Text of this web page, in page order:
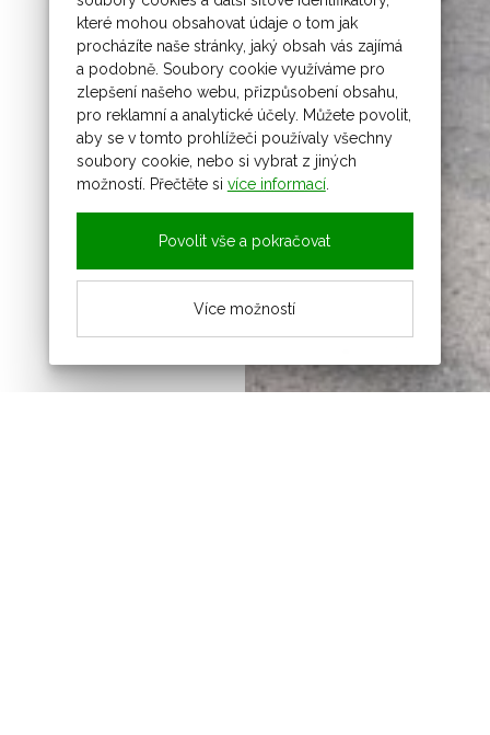
které mohou obsahovat údaje o tom jak
procházíte naše stránky, jaký obsah vás zajímá
a podobně. Soubory cookie využíváme pro
zlepšení našeho webu, přizpůsobení obsahu,
pro reklamní a analytické účely. Můžete povolit,
aby se v tomto prohlížeči používaly všechny
soubory cookie, nebo si vybrat z jiných
možností. Přečtěte si více informací.
Povolit vše a pokračovat
Více možností